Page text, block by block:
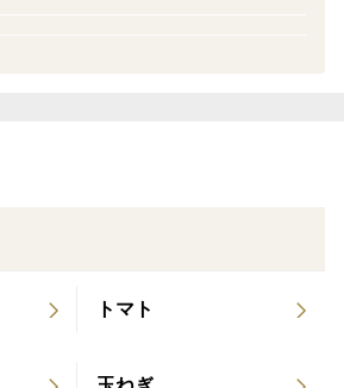
のようなコリコリとした歯切れの良
トマト